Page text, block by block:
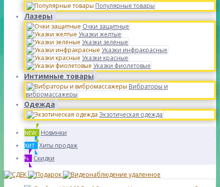
Популярные товары
Лазеры
Очки защитные
Указки желтые
Указки зелёные
Указки инфракрасные
Указки красные
Указки фиолетовые
Интимные товары
Вибраторы и
вибромассажеры
Одежда
Экзотическая одежда
NEW Новинки
ХИТ Хиты продаж
% Скидки